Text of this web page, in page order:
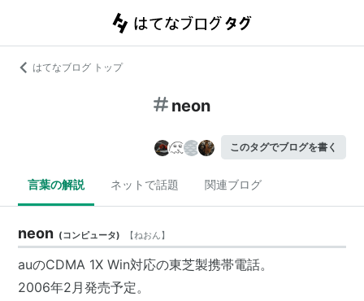
はてなブログ トップ
neon
このタグでブログを書く
言葉の解説 ネットで話題 関連ブログ
neon (コンピュータ) 【ねおん】
auのCDMA 1X Win対応の東芝製携帯電話。
2006年2月発売予定。